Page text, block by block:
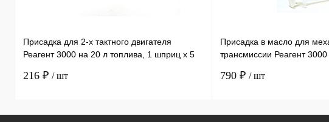
Присадка для 2-х тактного двигателя
Реагент 3000 на 20 л топлива, 1 шприц х 5
216 ₽ / шт
Присадка в масло для
трансмиссии Реагент
790 ₽ / шт